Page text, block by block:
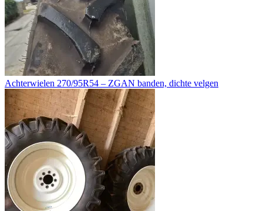
Achterwielen 270/95R54 – ZGAN banden, dichte velgen